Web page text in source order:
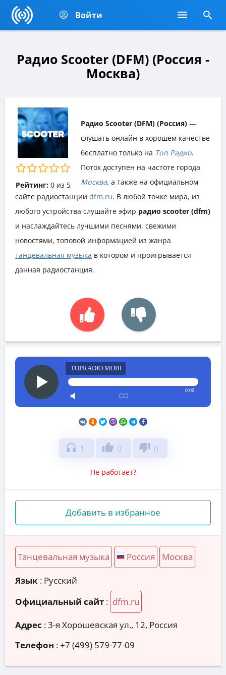
Войти
Радио Scooter (DFM) (Россия -
Москва)
Рейтинг: 0из 5
Радио Scooter (DFM) (Россия) —
слушать онлайн в хорошем качестве
бесплатно только на Топ Радио.
Поток доступен на частоте города
Москва, а также на официальном
сайте радиостанции dfm.ru. В любой точке мира, из
любого устройства слушайте эфир радио scooter (dfm)
и наслаждайтесь лучшими песнями, свежими
новостями, топовой информацией из жанра
танцевальная музыка в котором и проигрывается
данная радиостанция.
TOPRADIO.MOBI
0:00
headphones 1 thumb_up 0 thumb_down 0
Не работает?
Добавить в избранное
Танцевальная музыка Россия Москва
Язык : Русский
Официальный сайт : dfm.ru
Адрес :3-я Хорошевская ул., 12, Россия
Телефон :+7 (499) 579-77-09